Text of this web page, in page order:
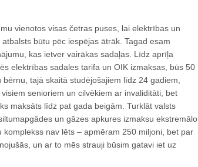
vienotos visas četras puses, lai elektrības un
būtu pēc iespējas ātrāk. Tagad esam
kas ietver vairākas sadaļas. Līdz aprīļa
elektrības sadales tarifa un OIK izmaksas, būs 50
tajā skaitā studējošajiem līdz 24 gadiem,
senioriem un cilvēkiem ar invaliditāti, bet
maksāts līdz pat gada beigām. Turklāt valsts
un gāzes apkures izmaksu ekstremālo
komplekss nav lēts – apmēram 250 miljoni, bet par
un ar to mēs strauji būsim gatavi iet uz